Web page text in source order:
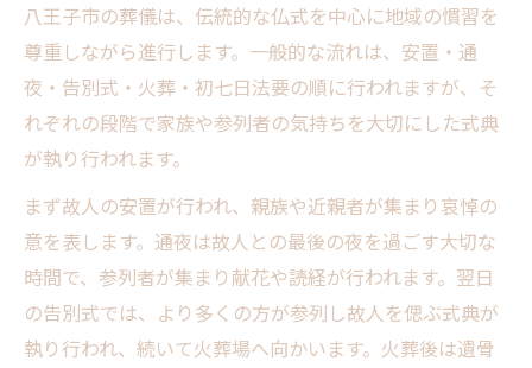
葬儀の流れに沿った返礼品手配の注意点
返礼品選びに失敗しない実践ポイント
八王子市の葬儀に適した返礼品とは
八王子市で選ばれる返礼品ジャンル一覧
葬儀の流れに合わせた返礼品選定例
伝統と現代感覚を両立した返礼品選び
八王子市で重視される返礼品マナー
返礼品はいつ渡す？葬儀進行上のポイント
八王子市の葬儀は、伝統的な仏式を中心に地域の慣習を
尊重しながら進行します。一般的な流れは、安置・通
夜・告別式・火葬・初七日法要の順に行われますが、そ
れぞれの段階で家族や参列者の気持ちを大切にした式典
が執り行われます。
まず故人の安置が行われ、親族や近親者が集まり哀悼の
意を表します。通夜は故人との最後の夜を過ごす大切な
時間で、参列者が集まり献花や読経が行われます。翌日
の告別式では、より多くの方が参列し故人を偲ぶ式典が
執り行われ、続いて火葬場へ向かいます。火葬後は遺骨